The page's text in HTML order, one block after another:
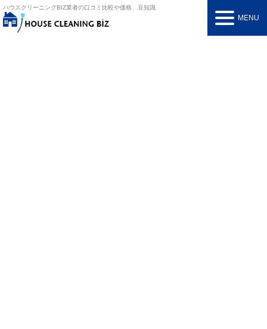
ハウスクリーニングBIZ業者の口コミ比較や価格、豆知識
MENU